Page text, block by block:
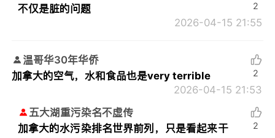
不仅是脏的问题
2026-04-15 21:55
2
温哥华30年华侨
加拿大的空气，水和食品也是very terrible
2026-04-15 21:53
2
五大湖重污染名不虚传
加拿大的水污染排名世界前列，只是看起来干
2